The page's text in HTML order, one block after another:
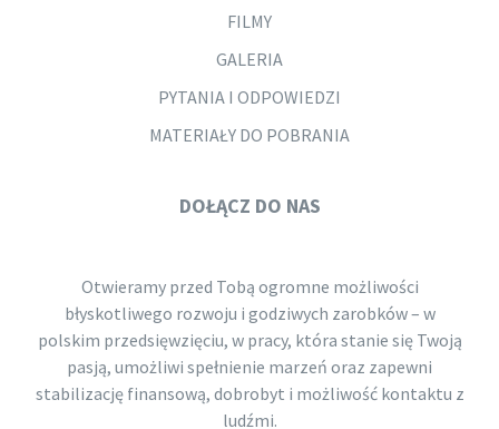
FILMY
GALERIA
PYTANIA I ODPOWIEDZI
MATERIAŁY DO POBRANIA
DOŁĄCZ DO NAS
Otwieramy przed Tobą ogromne możliwości
błyskotliwego rozwoju i godziwych zarobków – w
polskim przedsięwzięciu, w pracy, która stanie się Twoją
pasją, umożliwi spełnienie marzeń oraz zapewni
stabilizację finansową, dobrobyt i możliwość kontaktu z
ludźmi.